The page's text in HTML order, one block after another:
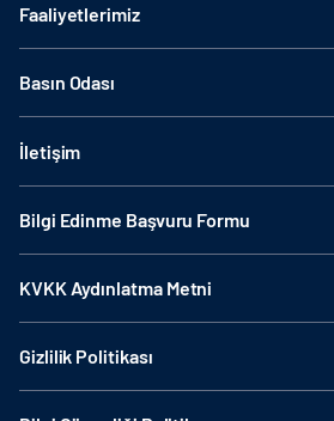
Faaliyetlerimiz
Basın Odası
İletişim
Bilgi Edinme Başvuru Formu
KVKK Aydınlatma Metni
Gizlilik Politikası